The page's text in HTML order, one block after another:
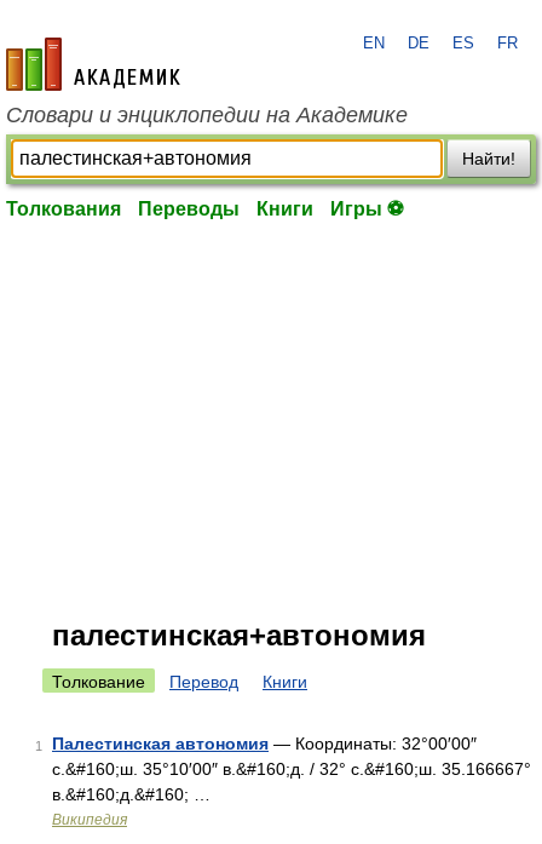
academic.ru
EN DE ES FR
Словари и энциклопедии на Академике
Найти!
Толкования Переводы Книги Игры ⚽
палестинская+автономия
Толкование Перевод Книги
1 Палестинская автономия — Координаты: 32°00′00″
с.&#160;ш. 35°10′00″ в.&#160;д. / 32° с.&#160;ш. 35.166667°
в.&#160;д.&#160; …
Википедия